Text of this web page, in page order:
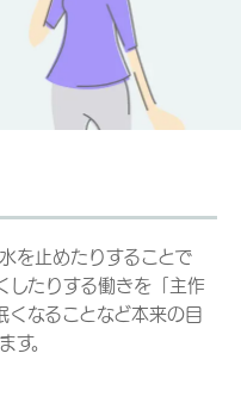
を止めたりすることで
したりする働きを「主作
くなることなど本来の目
す。